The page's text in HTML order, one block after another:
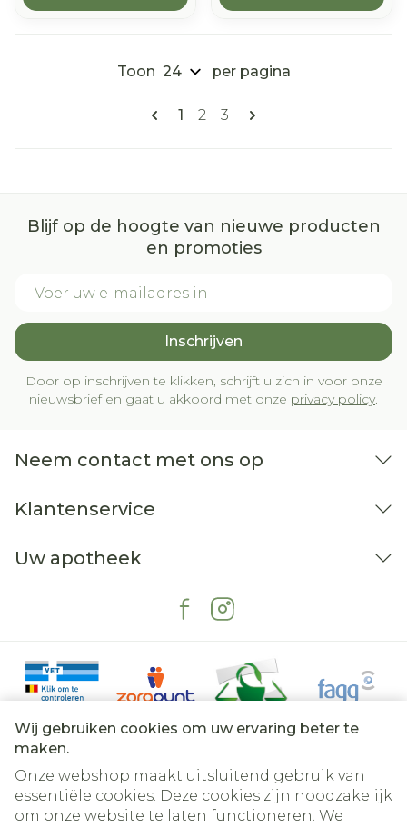
Wij gebruiken cookies om uw ervaring beter te
maken.
Onze webshop maakt uitsluitend gebruik van
essentiële cookies. Deze cookies zijn noodzakelijk
om onze website te laten functioneren. We
Pagina's
U lees momenteel pagina
1 Pagina
2 Pagina
3
Toon per pagina
Blijf op de hoogte van nieuwe producten
en promoties
Inschrijven
Door op inschrijven te klikken, schrijft u zich in voor onze
nieuwsbrief en gaat u akkoord met onze privacy policy.
Neem contact met ons op
Klantenservice
Uw apotheek
Juridische links